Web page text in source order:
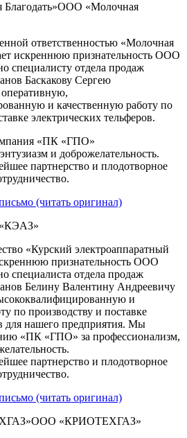
ООО «Молочная
ответственностью «Молочная
искреннюю признательность ООО
специалисту отдела продаж
Баскакову Сергею
и качественную работу по
электрических тельферов.
«ПК «ГПО»
и доброжелательность.
партнерство и плодотворное
(читать оригинал)
«Курский электроаппаратный
признательность ООО
отдела продаж
Белину Валентину Андреевичу
и
по производству и поставке
для нашего предприятия. Мы
«ПК «ГПО» за профессионализм,
партнерство и плодотворное
(читать оригинал)
ООО «КРИОТЕХГАЗ»